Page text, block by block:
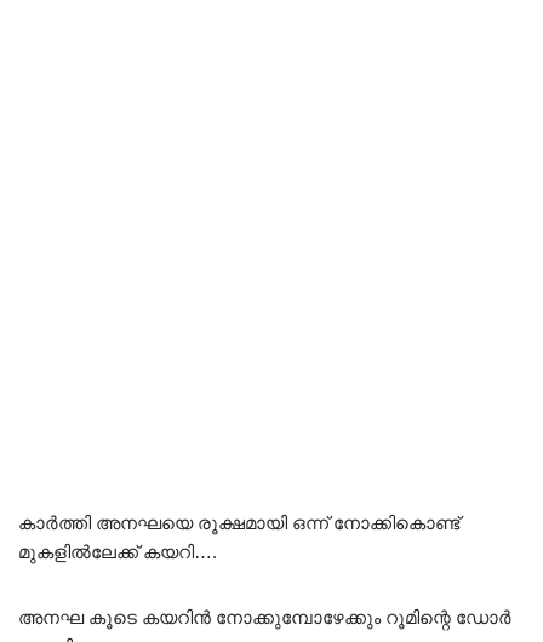
കാർത്തി അനഘയെ രൂക്ഷമായി ഒന്ന് നോക്കികൊണ്ട്
മുകളിൽലേക്ക് കയറി….
അനഘ കൂടെ കയറിൻ നോക്കുമ്പോഴേക്കും റൂമിന്റെ ഡോർ